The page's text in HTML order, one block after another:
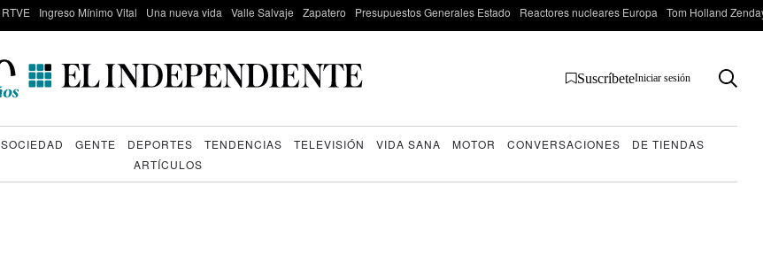
RTVE Ingreso Mínimo Vital Una nueva vida Valle Salvaje Zapatero Presupuestos Generales Estado Reactores nucleares Europa Tom Holland
SuscríbeteIniciar sesión
SOCIEDAD GENTE DEPORTES TENDENCIAS TELEVISIÓN VIDA SANA MOTOR CONVERSACIONES
DE TIENDAS
ARTÍCULOS